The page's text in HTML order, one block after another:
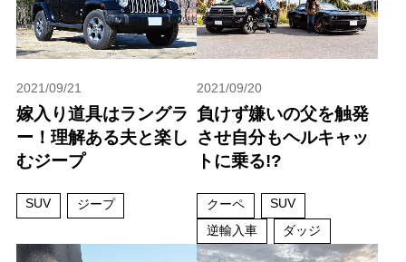
2021/09/21
嫁入り道具はラングラ
ー！理解ある夫と楽し
むジープ
SUV ジープ
2021/09/20
負けず嫌いの父を触発
させ自分もヘルキャッ
トに乗る!?
クーペ
SUV
逆輸入車
ダッジ